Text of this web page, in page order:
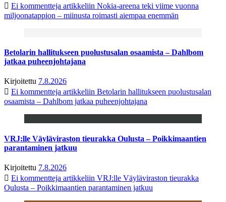
Ei kommentteja artikkeliin Nokia-areena teki viime vuonna
miljoonatappion – miinusta roimasti aiempaa enemmän
Betolarin hallitukseen puolustusalan osaamista – Dahlbom
jatkaa puheenjohtajana
Kirjoitettu 7.8.2026
Ei kommentteja artikkeliin Betolarin hallitukseen puolustusalan
osaamista – Dahlbom jatkaa puheenjohtajana
VRJ:lle Väyläviraston tieurakka Oulusta – Poikkimaantien
parantaminen jatkuu
Kirjoitettu 7.8.2026
Ei kommentteja artikkeliin VRJ:lle Väyläviraston tieurakka
Oulusta – Poikkimaantien parantaminen jatkuu